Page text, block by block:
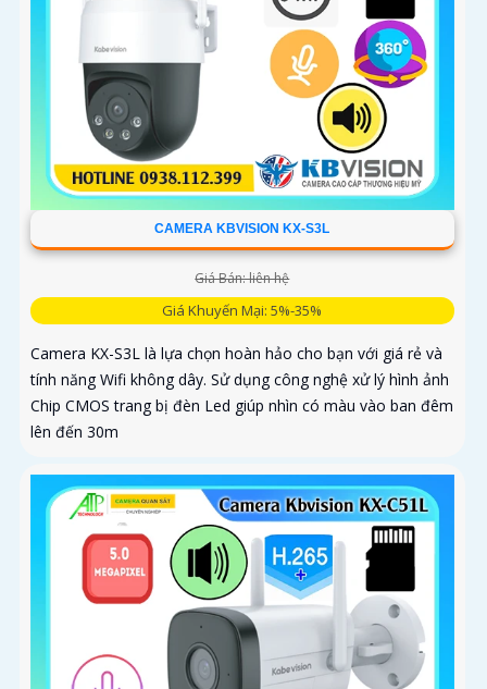
CAMERA KBVISION KX-S3L
Giá Bán: liên hệ
Giá Khuyến Mại: 5%-35%
Camera KX-S3L là lựa chọn hoàn hảo cho bạn với giá rẻ và
tính năng Wifi không dây. Sử dụng công nghệ xử lý hình ảnh
Chip CMOS trang bị đèn Led giúp nhìn có màu vào ban đêm
lên đến 30m